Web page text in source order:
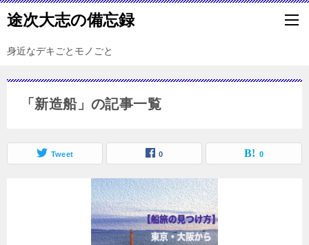
途次大志の備忘録
身近なデキごとモノごと
「新造船」の記事一覧
Tweet 0 0